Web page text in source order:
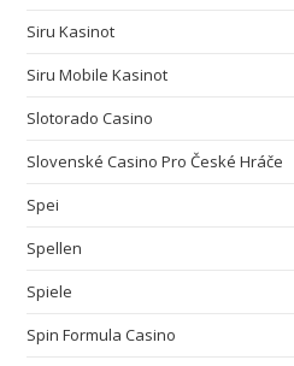
Siru Kasinot
Siru Mobile Kasinot
Slotorado Casino
Slovenské Casino Pro České Hráče
Spei
Spellen
Spiele
Spin Formula Casino